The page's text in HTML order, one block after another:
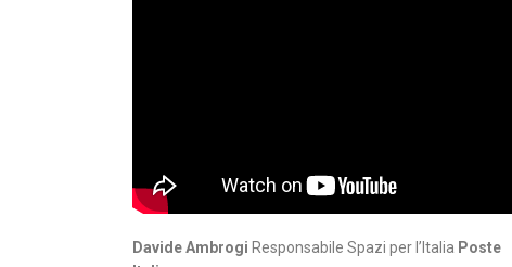
Davide Ambrogi Responsabile Spazi per l’Italia Poste